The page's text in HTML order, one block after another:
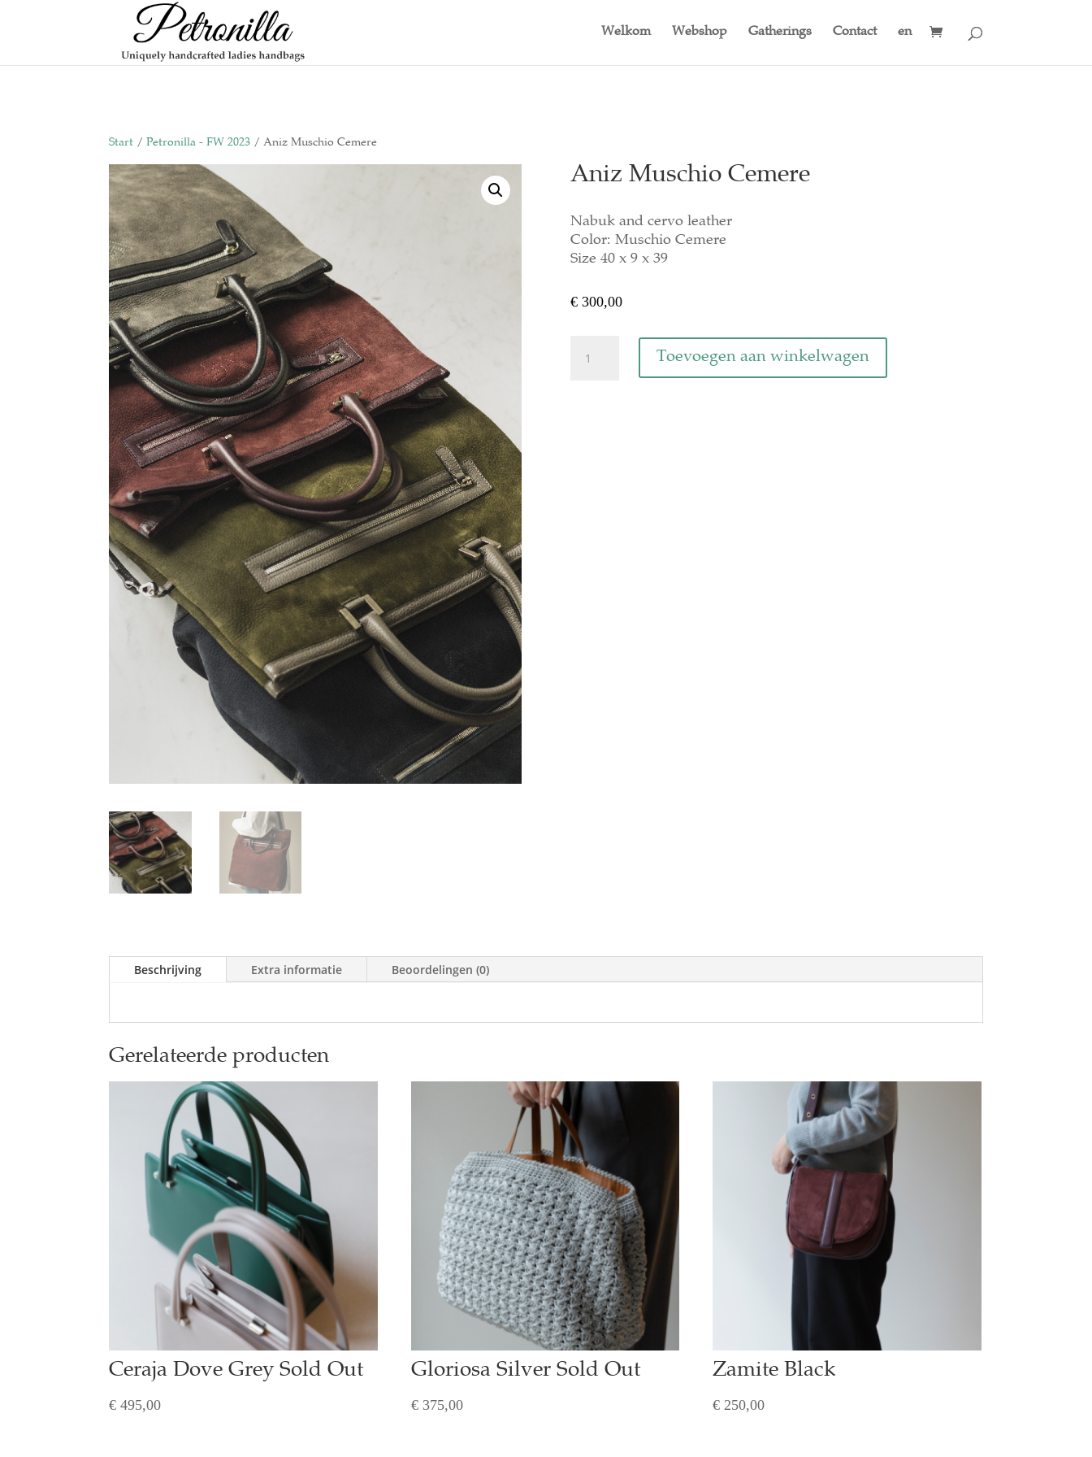
Welkom Webshop Gatherings Contact en
Start /Petronilla - FW 2023 / Aniz Muschio Cemere
Aniz Muschio Cemere
Nabuk and cervo leather
Color: Muschio Cemere
Size 40 x 9 x 39
€300,00
Muschio
Toevoegen aan winkelwagen
Beschrijving Extra informatie Beoordelingen (0)
Gerelateerde producten
Ceraja Dove Grey Sold Out
€ 495,00
Gloriosa Silver Sold Out
€375,00
Zamite Black
€ 250,00